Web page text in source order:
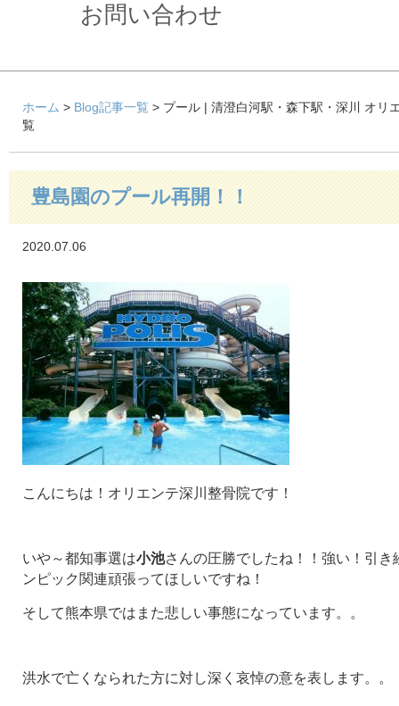
お問い合わせ
ホーム > Blog記事一覧 > プール | 清澄白河駅・森下駅・深川 オリ
覧
豊島園のプール再開！！
2020.07.06
こんにちは！オリエンテ深川整骨院です！
いや～都知事選は小池さんの圧勝でしたね！！強い！引き
ンピック関連頑張ってほしいですね！
そして熊本県ではまた悲しい事態になっています。。
洪水で亡くなられた方に対し深く哀悼の意を表します。。